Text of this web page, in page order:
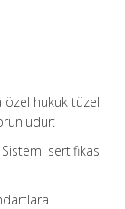
özel hukuk tüzel
sertifikası